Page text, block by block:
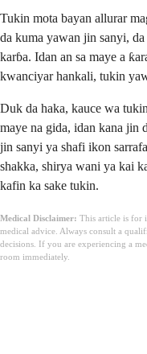
Tukin mota bayan allurar
da kuma yawan jin sanyi,
karɓa. Idan an sa maye a
kwanciyar hankali, tukin
Duk da haka, kauce wa
maye na gida, idan kana jin
jin sanyi ya shafi ikon
shakka, shirya wani ya kai
kafin ka sake tukin.
Medical Disclaimer: This article is for
medical advice. Always consult a
decisions. If you are experiencing a
room immediately.